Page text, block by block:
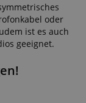
oder
ist es auch
geeignet.